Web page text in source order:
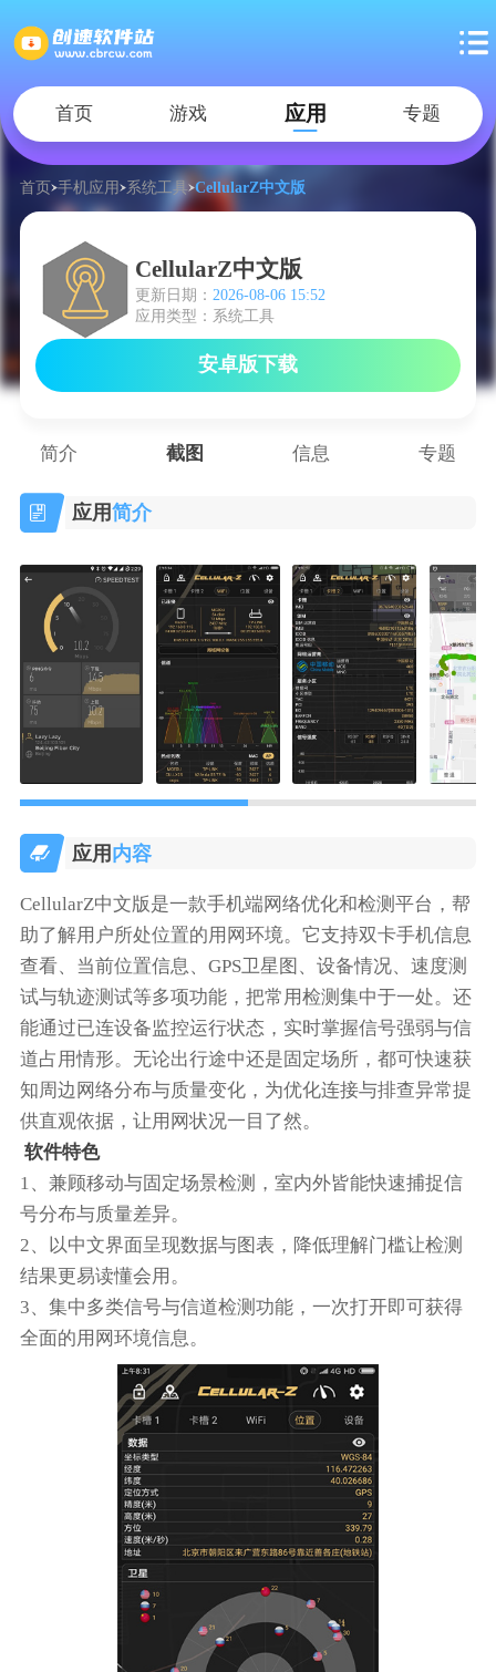
首页 游戏 应用 专题
首页 手机应用 系统工具 CellularZ中文版
CellularZ中文版
更新日期： 2026-08-06 15:52
应用类型：系统工具
安卓版下载
简介 截图 信息 专题
应用简介
应用 内容
CellularZ中文版是一款手机端网络优化和检测平台，帮
助了解用户所处位置的用网环境。它支持双卡手机信息
查看、当前位置信息、GPS卫星图、设备情况、速度测
试与轨迹测试等多项功能，把常用检测集中于一处。还
能通过已连设备监控运行状态，实时掌握信号强弱与信
道占用情形。无论出行途中还是固定场所，都可快速获
知周边网络分布与质量变化，为优化连接与排查异常提
供直观依据，让用网状况一目了然。
软件特色
1、兼顾移动与固定场景检测，室内外皆能快速捕捉信
号分布与质量差异。
2、以中文界面呈现数据与图表，降低理解门槛让检测
结果更易读懂会用。
3、集中多类信号与信道检测功能，一次打开即可获得
全面的用网环境信息。